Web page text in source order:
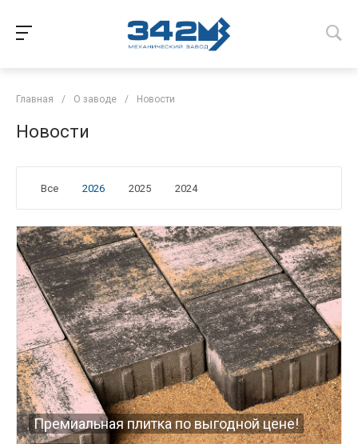
Главная / О заводе / Новости
Новости
Все 2026 2025 2024
Премиальная плитка по выгодной цене!